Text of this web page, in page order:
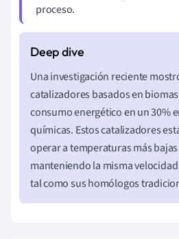
proceso.
Una investigación reciente
catalizadores basados en
consumo energético en un 30%
químicas. Estos catalizadores
operar a temperaturas más
manteniendo la misma
tal como sus homólogos